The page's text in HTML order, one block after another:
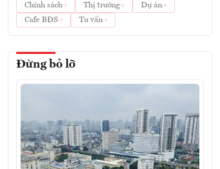
Chính sách
Thị trường
Dự án
Cafe BĐS
Tư vấn
Đừng bỏ lỡ